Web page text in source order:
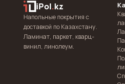
iPol.kz
Напольные покрытия с
доставкой по Казахстану.
Ламинат, паркет, кварц-
винил, линолеум.